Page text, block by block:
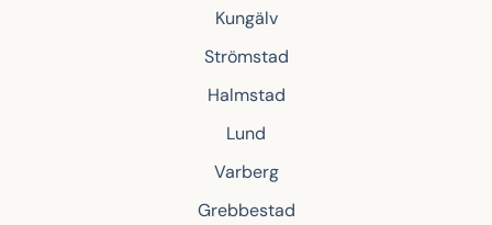
Kungälv
Strömstad
Halmstad
Lund
Varberg
Grebbestad